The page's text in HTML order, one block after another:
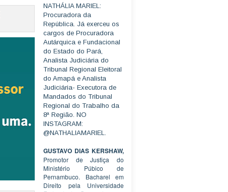
NATHÁLIA MARIEL:
Procuradora da
República. Já exerceu os
cargos de Procuradora
Autárquica e Fundacional
do Estado do Pará,
Analista Judiciária do
Tribunal Regional Eleitoral
do Amapá e Analista
Judiciária- Executora de
Mandados do Tribunal
Regional do Trabalho da
8ª Região. NO
INSTAGRAM:
@NATHALIAMARIEL.
GUSTAVO DIAS KERSHAW,
Promotor de Justiça do
Ministério Púbico de
Pernambuco. Bacharel em
Direito pela Universidade